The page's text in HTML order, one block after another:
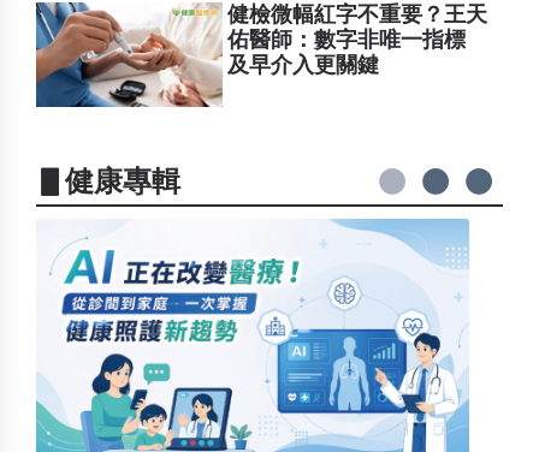
健檢微幅紅字不重要？王天
佑醫師：數字非唯一指標
及早介入更關鍵
▋健康專輯